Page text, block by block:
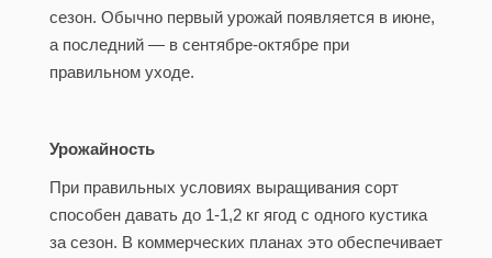
сезон. Обычно первый урожай появляется в июне,
а последний — в сентябре-октябре при
правильном уходе.
Урожайность
При правильных условиях выращивания сорт
способен давать до 1-1,2 кг ягод с одного кустика
за сезон. В коммерческих планах это обеспечивает